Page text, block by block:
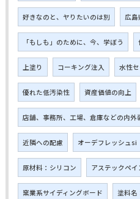
好きなのと、ヤりたいのは別 広
「もしも」のために、今、学ぼう
上塗り コーキング注入 水性
優れた低汚染性 資産価値の向上
店舗、事務所、工場、倉庫などの内外
近隣への配慮 オーデフレッシュsi
原材料：シリコン アステックペ
窯業系サイディングボード 塗料名